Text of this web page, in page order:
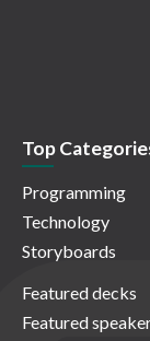
Top
Programming
Technology
Storyboards
Featured decks
Featured